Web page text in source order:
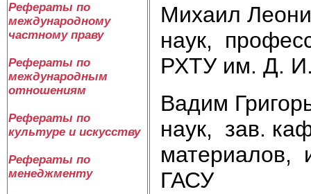
Рефераты по
международному
частному праву
Рефераты по
международным
отношениям
Рефераты по
культуре и искусству
Рефераты по
менеджменту
Михаил
наук,
РХТУ им. Д.
Вадим
наук, зав.
материалов,
ГАСУ